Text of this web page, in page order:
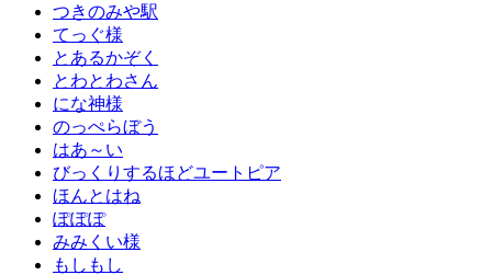
つきのみや駅
てっぐ様
とあるかぞく
とわとわさん
にな神様
のっぺらぼう
はあ～い
びっくりするほどユートピア
ほんとはね
ぽぽぽ
みみくい様
もしもし